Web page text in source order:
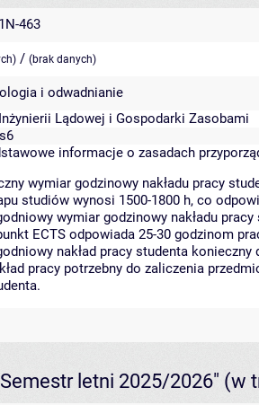
463
/ (brak danych)
i odwadnianie
Lądowej i Gospodarki Zasobami
informacje o zasadach
wymiar godzinowy nakładu pracy
studiów wynosi 1500-1800 h, co
wymiar godzinowy nakładu
ECTS odpowiada 25-30 godzinom
nakład pracy studenta
pracy potrzebny do zaliczenia
letni 2025/2026" (w